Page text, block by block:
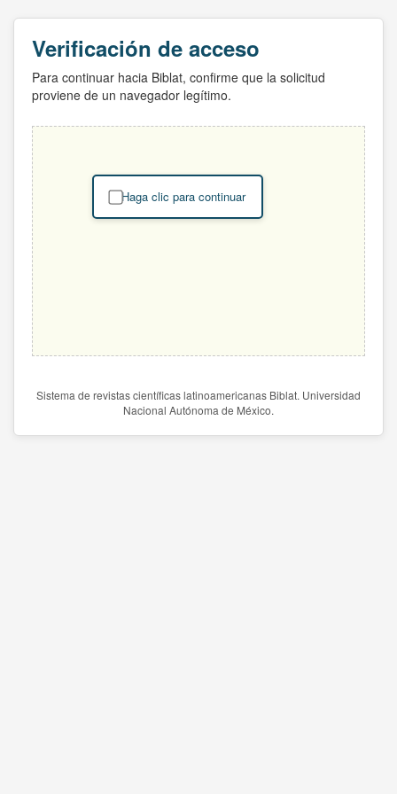
Verificación de acceso
Para continuar hacia Biblat, confirme que la solicitud
proviene de un navegador legítimo.
Haga clic para continuar
Sistema de revistas científicas latinoamericanas Biblat. Universidad
Nacional Autónoma de México.